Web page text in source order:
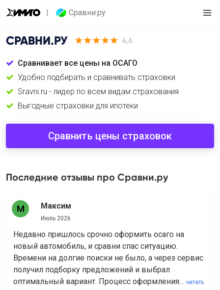
Сравни.ру
СРАВНИ.РУ 4,6
Сравнивает все цены на ОСАГО
Удобно подбирать и сравнивать страховки
Sravni.ru - лидер по всем видам страхования
Выгодные страховки для ипотеки
Сравнить цены страховок
Последние отзывы про Сравни.ру
Максим
Июль 2026
Недавно пришлось срочно оформить осаго на
новый автомобиль, и сравни спас ситуацию.
Времени на долгие поиски не было, а через сервис
получил подборку предложений и выбрал
оптимальный вариант. Процесс оформления... читать